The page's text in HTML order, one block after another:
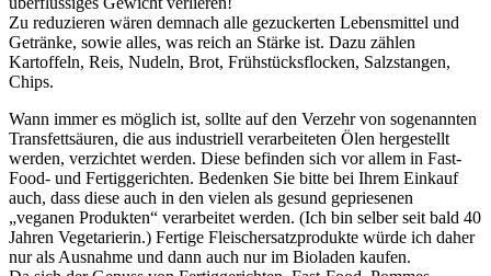
Zu reduzieren wären demnach alle gezuckerten Lebensmittel und
Getränke, sowie alles, was reich an Stärke ist. Dazu zählen
Kartoffeln, Reis, Nudeln, Brot, Frühstücksflocken, Salzstangen,
Chips.
Wann immer es möglich ist, sollte auf den Verzehr von sogenannten
Transfettsäuren, die aus industriell verarbeiteten Ölen hergestellt
werden, verzichtet werden. Diese befinden sich vor allem in Fast-
Food- und Fertiggerichten. Bedenken Sie bitte bei Ihrem Einkauf
auch, dass diese auch in den vielen als gesund gepriesenen
„veganen Produkten“ verarbeitet werden. (Ich bin selber seit bald 40
Jahren Vegetarierin.) Fertige Fleischersatzprodukte würde ich daher
nur als Ausnahme und dann auch nur im Bioladen kaufen.